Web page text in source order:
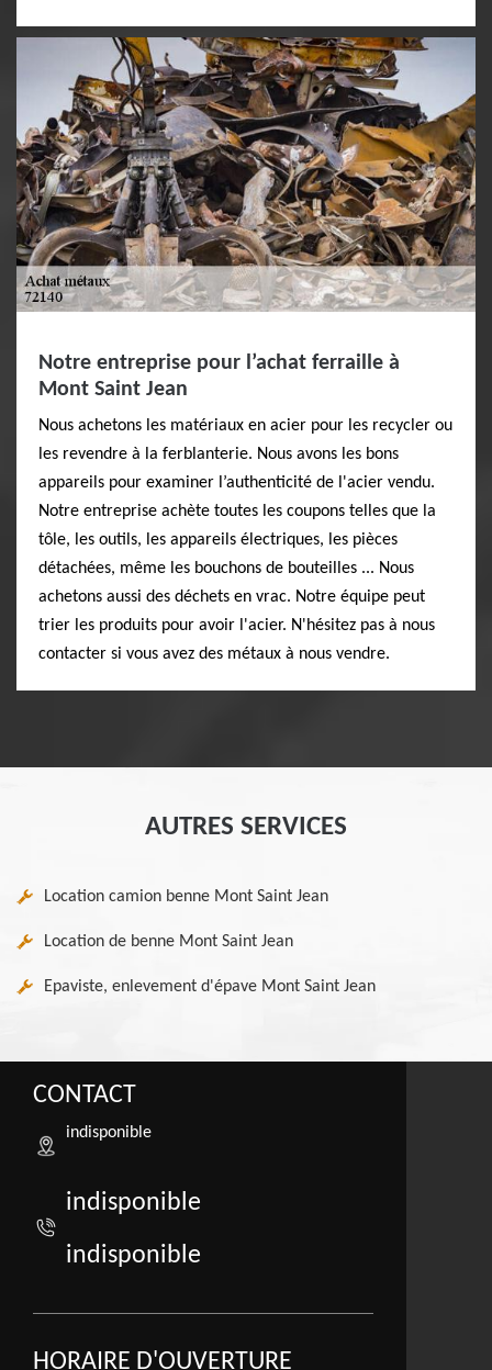
Notre entreprise pour l’achat ferraille à
Mont Saint Jean
Nous achetons les matériaux en acier pour les recycler ou
les revendre à la ferblanterie. Nous avons les bons
appareils pour examiner l’authenticité de l'acier vendu.
Notre entreprise achète toutes les coupons telles que la
tôle, les outils, les appareils électriques, les pièces
détachées, même les bouchons de bouteilles ... Nous
achetons aussi des déchets en vrac. Notre équipe peut
trier les produits pour avoir l'acier. N'hésitez pas à nous
contacter si vous avez des métaux à nous vendre.
AUTRES SERVICES
Location camion benne Mont Saint Jean
Location de benne Mont Saint Jean
Epaviste, enlevement d'épave Mont Saint Jean
CONTACT
indisponible
indisponible
indisponible
HORAIRE D'OUVERTURE